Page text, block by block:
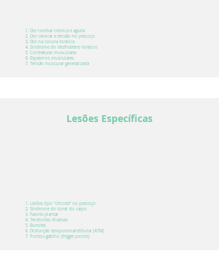
Dor lombar crônica e aguda
Dor cervical e tensão no pescoço
Dor na coluna torácica
Síndrome do desfiladeiro torácico
Contraturas musculares
Espasmos musculares
Tensão muscular generalizada
Lesões Específicas
Lesões tipo "chicote" no pescoço
Síndrome do túnel do carpo
Fascite plantar
Tendinites diversas
Bursites
Disfunção temporomandibular (ATM)
Pontos-gatilho (trigger points)